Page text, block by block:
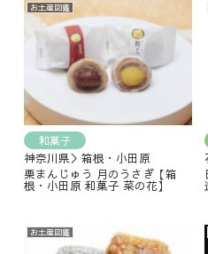
お土産図鑑
和菓子
神奈川県＞箱根・小田原
栗まんじゅう 月のうさぎ【箱
根・小田原 和菓子 菜の花】
お土産図鑑